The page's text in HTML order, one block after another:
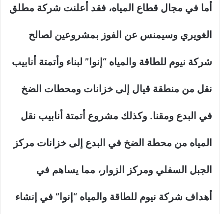
أما في مجال قطاع المياه، فقد أعلنت شركة مطلق
الغويري وسيمنس عن الفوز بمشروعين لصالح
شركة نيوم للطاقة والمياه “إنوا” لبناء وأتمتة أنابيب
نقل من منطقة قيال إلى خزانات ومحطات الضخ
في البدع ومقنا. وكذلك مشروع أتمتة أنابيب نقل
المياه من محطة الضخ في البدع إلى خزانات مركز
الجبل السفلي ومركز الزوار، مما يساهم في
أهداف شركة نيوم للطاقة والمياه “إنوا” في إنشاء